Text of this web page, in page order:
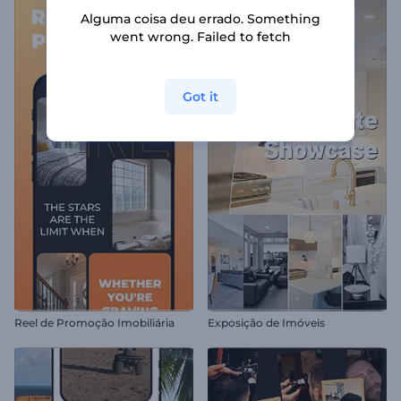
Reel de Promoção Imobiliária Exposição de Imóveis
Alguma coisa deu errado. Something
went wrong. Failed to fetch
Got it